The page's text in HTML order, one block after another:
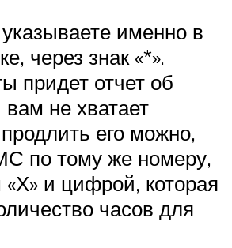
именно в
через знак «*».
придет отчет об
вам не хватает
его можно,
по тому же номеру,
«Х» и цифрой, которая
часов для